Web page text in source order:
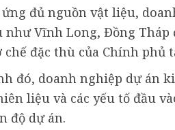
đủ nguồn vật liệu,
như Vĩnh Long, Đồng
chế đặc thù của Chính phủ
đó, doanh nghiệp dự án
liệu và các yếu tố đầu
độ dự án.